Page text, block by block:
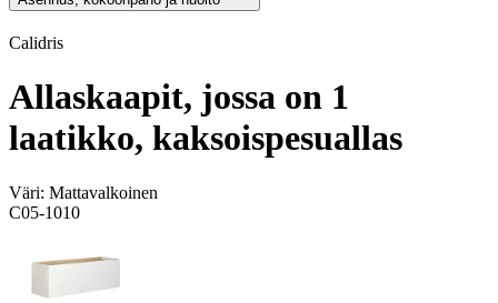
Calidris
Allaskaapit, jossa on 1
laatikko, kaksoispesuallas
Väri: Mattavalkoinen
C05-1010